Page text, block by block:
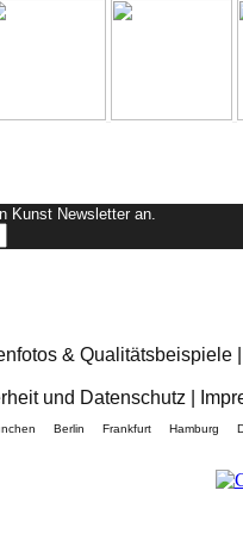
Kunst Newsletter an.
& Qualitätsbeispiele
und Datenschutz
Berlin Frankfurt